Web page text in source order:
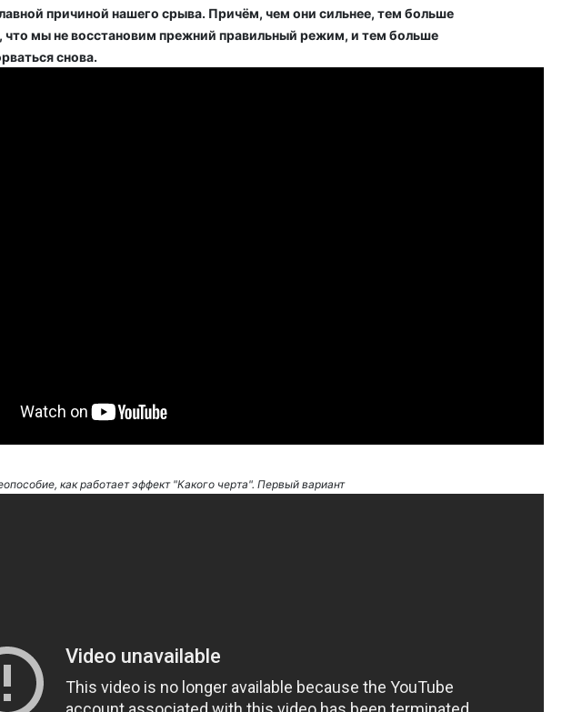
причиной нашего срыва. Причём, чем они сильнее, тем больше
что мы не восстановим прежний правильный режим, и тем больше
снова.
как работает эффект "Какого черта". Первый вариант